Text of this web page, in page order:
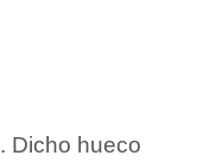
. Dicho hueco